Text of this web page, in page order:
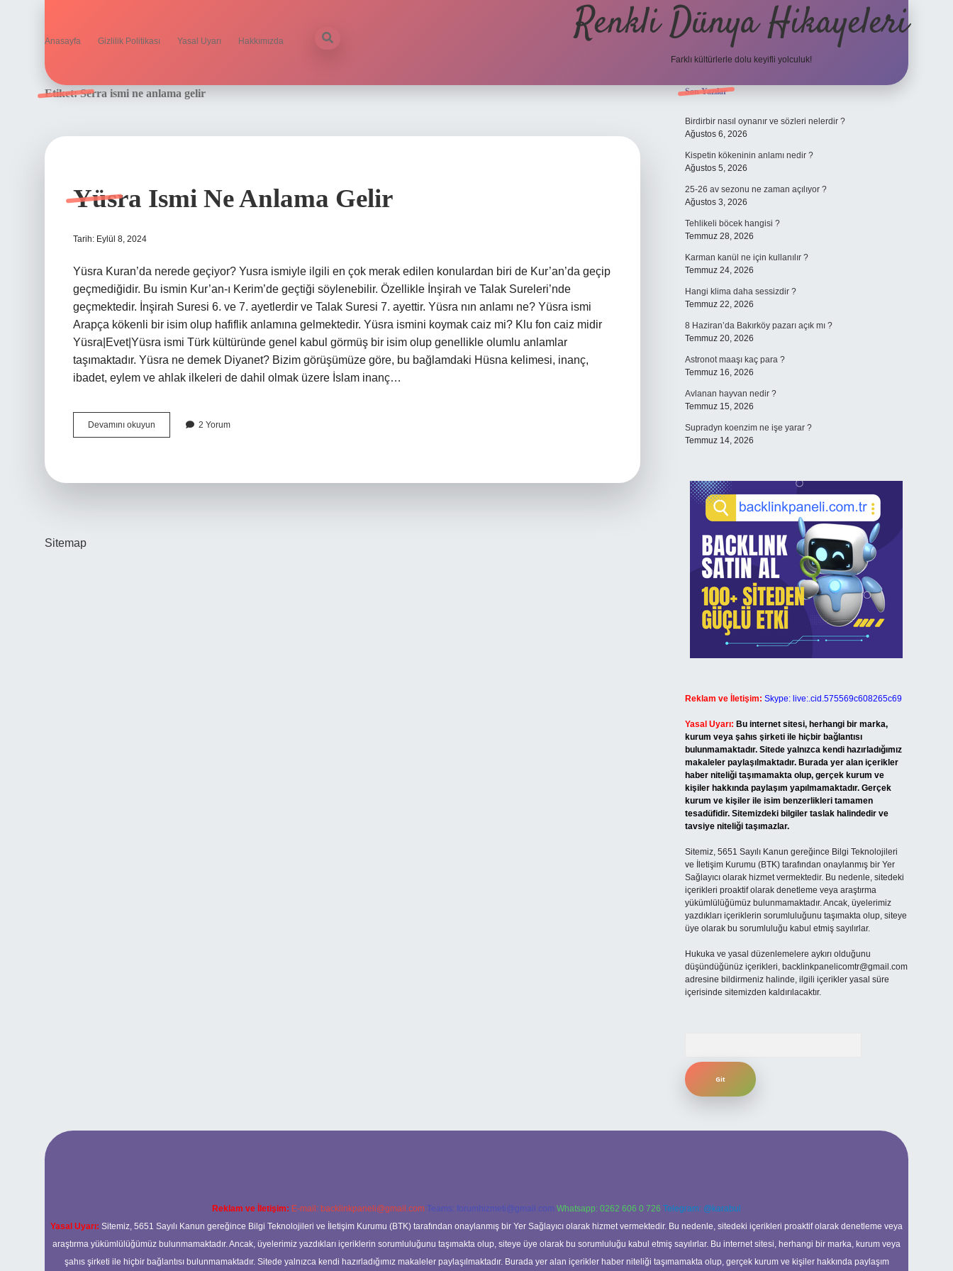
Anasayfa Gizlilik Politikası Yasal Uyarı Hakkımızda Renkli Dünya Hikayeleri
Farklı kültürlerle dolu keyifli yolculuk!
Etiket:Serra ismi ne anlama gelir
Yüsra Ismi Ne Anlama Gelir
Tarih: Eylül 8, 2024
Yüsra Kuran’da nerede geçiyor? Yusra ismiyle ilgili en çok merak edilen konulardan biri de Kur’an’da geçip
geçmediğidir. Bu ismin Kur’an-ı Kerim’de geçtiği söylenebilir. Özellikle İnşirah ve Talak Sureleri’nde
geçmektedir. İnşirah Suresi 6. ve 7. ayetlerdir ve Talak Suresi 7. ayettir. Yüsra nın anlamı ne? Yüsra ismi
Arapça kökenli bir isim olup hafiflik anlamına gelmektedir. Yüsra ismini koymak caiz mi? Klu fon caiz midir
Yüsra|Evet|Yüsra ismi Türk kültüründe genel kabul görmüş bir isim olup genellikle olumlu anlamlar
taşımaktadır. Yüsra ne demek Diyanet? Bizim görüşümüze göre, bu bağlamdaki Hüsna kelimesi, inanç,
ibadet, eylem ve ahlak ilkeleri de dahil olmak üzere İslam inanç…
Devamını okuyun
Ismi
2 Yorum
Sitemap
Sidebar
Son Yazılar
Birdirbir nasıl oynanır ve sözleri nelerdir ?
Ağustos 6, 2026
Kispetin kökeninin anlamı nedir ?
Ağustos 5, 2026
25-26 av sezonu ne zaman açılıyor ?
Ağustos 3, 2026
Tehlikeli böcek hangisi ?
Temmuz 28, 2026
Karman kanül ne için kullanılır ?
Temmuz 24, 2026
Hangi klima daha sessizdir ?
Temmuz 22, 2026
8 Haziran’da Bakırköy pazarı açık mı ?
Temmuz 20, 2026
Astronot maaşı kaç para ?
Temmuz 16, 2026
Avlanan hayvan nedir ?
Temmuz 15, 2026
Supradyn koenzim ne işe yarar ?
Temmuz 14, 2026
Reklam ve İletişim: Skype: live:.cid.575569c608265c69
Yasal Uyarı: Bu internet sitesi, herhangi bir marka,
kurum veya şahıs şirketi ile hiçbir bağlantısı
bulunmamaktadır. Sitede yalnızca kendi hazırladığımız
makaleler paylaşılmaktadır. Burada yer alan içerikler
haber niteliği taşımamakta olup, gerçek kurum ve
kişiler hakkında paylaşım yapılmamaktadır. Gerçek
kurum ve kişiler ile isim benzerlikleri tamamen
tesadüfidir. Sitemizdeki bilgiler taslak halindedir ve
tavsiye niteliği taşımazlar.
Sitemiz, 5651 Sayılı Kanun gereğince Bilgi Teknolojileri
ve İletişim Kurumu (BTK) tarafından onaylanmış bir Yer
Sağlayıcı olarak hizmet vermektedir. Bu nedenle, sitedeki
içerikleri proaktif olarak denetleme veya araştırma
yükümlülüğümüz bulunmamaktadır. Ancak, üyelerimiz
yazdıkları içeriklerin sorumluluğunu taşımakta olup, siteye
üye olarak bu sorumluluğu kabul etmiş sayılırlar.
Hukuka ve yasal düzenlemelere aykırı olduğunu
düşündüğünüz içerikleri, backlinkpanelicomtr@gmail.com
adresine bildirmeniz halinde, ilgili içerikler yasal süre
içerisinde sitemizden kaldırılacaktır.
Reklam ve İletişim: E-mail: backlinkpaneli@gmail.com Teams: forumhizmeti@gmail.com Whatsapp: 0262 606 0 726 Telegram: @karabul
Yasal Uyarı: Sitemiz, 5651 Sayılı Kanun gereğince Bilgi Teknolojileri ve İletişim Kurumu (BTK) tarafından onaylanmış bir Yer Sağlayıcı olarak hizmet vermektedir. Bu nedenle, sitedeki içerikleri proaktif olarak denetleme veya
araştırma yükümlülüğümüz bulunmamaktadır. Ancak, üyelerimiz yazdıkları içeriklerin sorumluluğunu taşımakta olup, siteye üye olarak bu sorumluluğu kabul etmiş sayılırlar. Bu internet sitesi, herhangi bir marka, kurum veya
şahıs şirketi ile hiçbir bağlantısı bulunmamaktadır. Sitede yalnızca kendi hazırladığımız makaleler paylaşılmaktadır. Burada yer alan içerikler haber niteliği taşımamakta olup, gerçek kurum ve kişiler hakkında paylaşım